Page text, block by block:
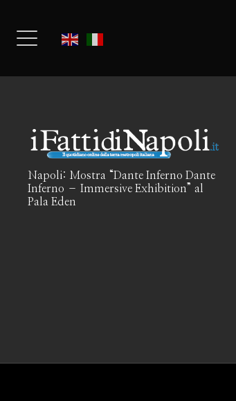
Napoli: Mostra “Dante Inferno Dante
Inferno – Immersive Exhibition” al
Pala Eden